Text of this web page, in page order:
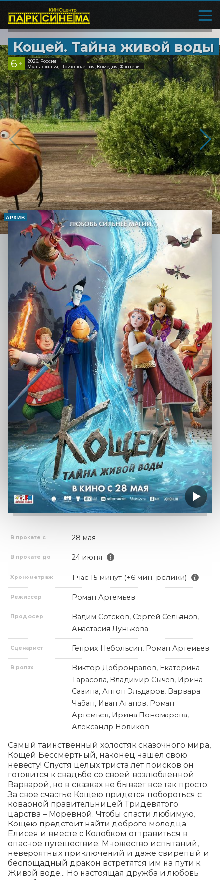
Кощей. Тайна живой воды
6 +
2026, Россия
Мультфильм, Приключения, Комедия, Фэнтези
АРХИВ
В прокате с 28 мая
В прокате до 24 июня
Хронометраж 1 час 15 минут (+6 мин. ролики)
Режиссер Роман Артемьев
Продюсер
Вадим Сотсков, Сергей Сельянов,
Анастасия Лунькова
Сценарист Генрих Небольсин, Роман Артемьев
В ролях
Виктор Добронравов, Екатерина
Тарасова, Владимир Сычев, Ирина
Савина, Антон Эльдаров, Варвара
Чабан, Иван Агапов, Роман
Артемьев, Ирина Пономарева,
Александр Новиков
Самый таинственный холостяк сказочного мира,
Кощей Бессмертный, наконец нашел свою
невесту! Спустя целых триста лет поисков он
готовится к свадьбе со своей возлюбленной
Варварой, но в сказках не бывает все так просто.
За свое счастье Кощею придется побороться с
коварной правительницей Тридевятого
царства – Моревной. Чтобы спасти любимую,
Кощею предстоит найти доброго молодца
Елисея и вместе с Колобком отправиться в
опасное путешествие. Множество испытаний,
невероятных приключений и даже свирепый и
беспощадный дракон встретятся им на пути к
Живой воде... Но настоящая дружба и любовь